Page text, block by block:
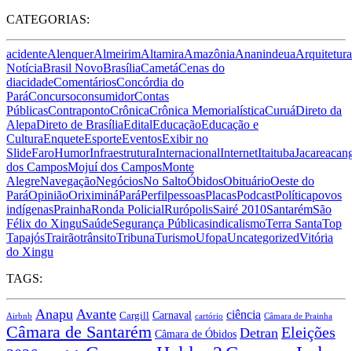
CATEGORIAS:
acidenteAlenquerAlmeirimAltamiraAmazôniaAnanindeuaArquitetura
NotíciaBrasil NovoBrasíliaCametáCenas do
diacidadeComentáriosConcórdia do
ParáConcursoconsumidorContas
PúblicasContrapontoCrônicaCrônica MemorialísticaCuruáDireto da
AlepaDireto de BrasíliaEditalEducaçãoEducação e
CulturaEnqueteEsporteEventosExibir no
SlideFaroHumorInfraestruturaInternacionalInternetItaituba
dos CamposMojuí dos CamposMonte
AlegreNavegaçãoNegóciosNo SaltoÓbidosObituárioOeste do
ParáOpiniãoOriximináParáPerfilpessoasPlacasPodcastPolíticapovos
indígenasPrainhaRonda PolicialRurópolisSairé 2010SantarémSão
Félix do XinguSaúdeSegurança PúblicasindicalismoTerra SantaTop
TapajósTrairãotrânsitoTribunaTurismoUfopaUncategorizedVitória
do Xingu
TAGS:
Airbnb Anapu Avante Cargill Carnaval cartório ciência Câmara de Prainha
Câmara de Santarém Câmara de Óbidos Detran Eleições